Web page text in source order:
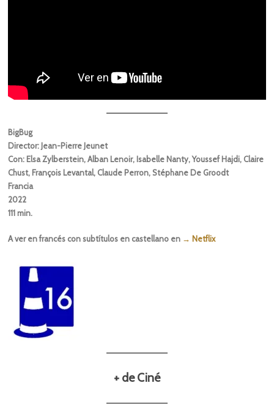
BigBug
Director: Jean-Pierre Jeunet
Con: Elsa Zylberstein, Alban Lenoir, Isabelle Nanty, Youssef Hajdi, Claire
Chust, François Levantal, Claude Perron, Stéphane De Groodt
Francia
2022
111 min.
A ver en francés con subtítulos en castellano en → Netflix
+ de Ciné